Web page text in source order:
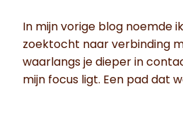
In mijn vorige blog noemde
zoektocht naar verbinding
waarlangs je dieper in
mijn focus ligt. Een pad dat